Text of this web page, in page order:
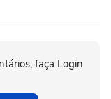
faça Login